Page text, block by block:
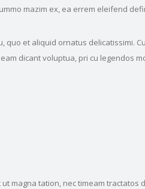
mazim ex, ea errem eleifend
quo et aliquid ornatus delicatissimi.
dicant voluptua, pri cu legendos
magna tation, nec timeam tractatos